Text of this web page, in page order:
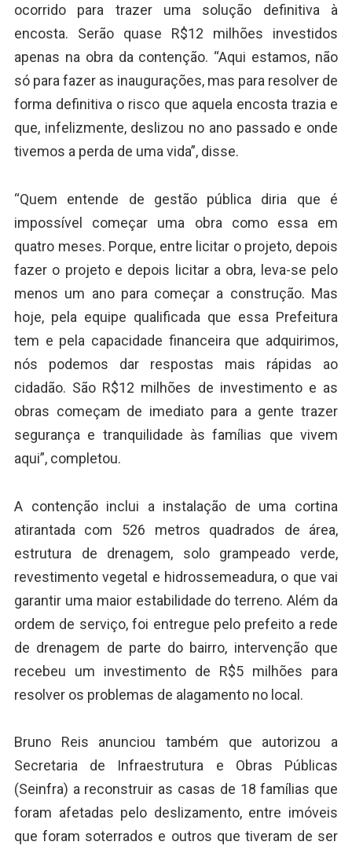
ocorrido para trazer uma solução definitiva à
encosta. Serão quase R$12 milhões investidos
apenas na obra da contenção. “Aqui estamos, não
só para fazer as inaugurações, mas para resolver de
forma definitiva o risco que aquela encosta trazia e
que, infelizmente, deslizou no ano passado e onde
tivemos a perda de uma vida”, disse.
“Quem entende de gestão pública diria que é
impossível começar uma obra como essa em
quatro meses. Porque, entre licitar o projeto, depois
fazer o projeto e depois licitar a obra, leva-se pelo
menos um ano para começar a construção. Mas
hoje, pela equipe qualificada que essa Prefeitura
tem e pela capacidade financeira que adquirimos,
nós podemos dar respostas mais rápidas ao
cidadão. São R$12 milhões de investimento e as
obras começam de imediato para a gente trazer
segurança e tranquilidade às famílias que vivem
aqui”, completou.
A contenção inclui a instalação de uma cortina
atirantada com 526 metros quadrados de área,
estrutura de drenagem, solo grampeado verde,
revestimento vegetal e hidrossemeadura, o que vai
garantir uma maior estabilidade do terreno. Além da
ordem de serviço, foi entregue pelo prefeito a rede
de drenagem de parte do bairro, intervenção que
recebeu um investimento de R$5 milhões para
resolver os problemas de alagamento no local.
Bruno Reis anunciou também que autorizou a
Secretaria de Infraestrutura e Obras Públicas
(Seinfra) a reconstruir as casas de 18 famílias que
foram afetadas pelo deslizamento, entre imóveis
que foram soterrados e outros que tiveram de ser